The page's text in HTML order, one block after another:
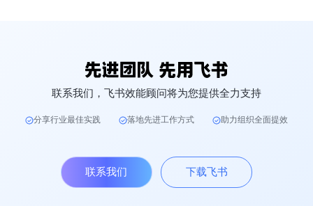
联系我们，飞书效能顾问将为您提供全力支持
分享行业最佳实践 落地先进工作方式 助力组织全面提效
联系我们 下载飞书